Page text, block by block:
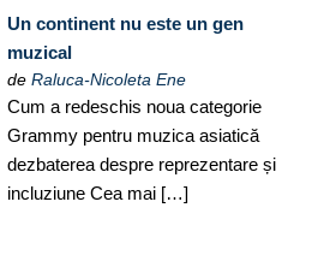
Un continent nu este un gen
muzical
deRaluca-Nicoleta Ene
Cum a redeschis noua categorie
Grammy pentru muzica asiatică
dezbaterea despre reprezentare și
incluziune Cea mai […]